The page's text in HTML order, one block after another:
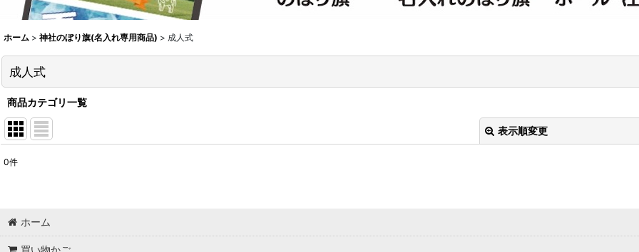
ホーム > 神社のぼり旗(名入れ専用商品) > 成人式
成人式
商品カテゴリ一覧
表示順変更
0件
ホーム
買い物かご